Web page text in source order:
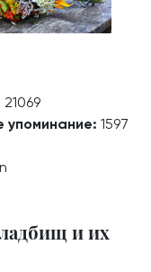
21069
упоминание: 1597
и их